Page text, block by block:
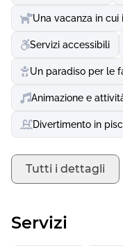
bisonti, lama, zebre
Una vacanza in cui
Servizi accessibili
Un paradiso per le
Animazione e
Divertimento in
Tutti i dettagli
Servizi